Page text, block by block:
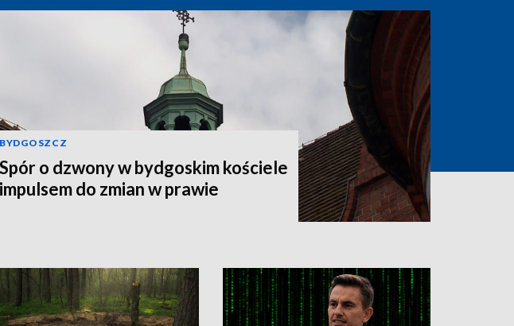
BYDGOSZCZ
Spór o dzwony w bydgoskim kościele
impulsem do zmian w prawie